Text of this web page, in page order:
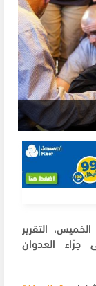
التقرير
جرّاء العدوان